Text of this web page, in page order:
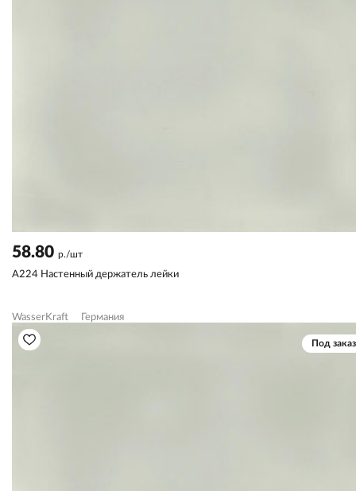
58.80 р./шт
A224 Настенный держатель лейки
WasserKraft Германия
Под заказ